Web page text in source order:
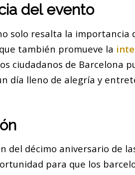
del evento
solo resalta la importancia
también promueve la
ciudadanos de Barcelona
día lleno de alegría y
del décimo aniversario de
para que los